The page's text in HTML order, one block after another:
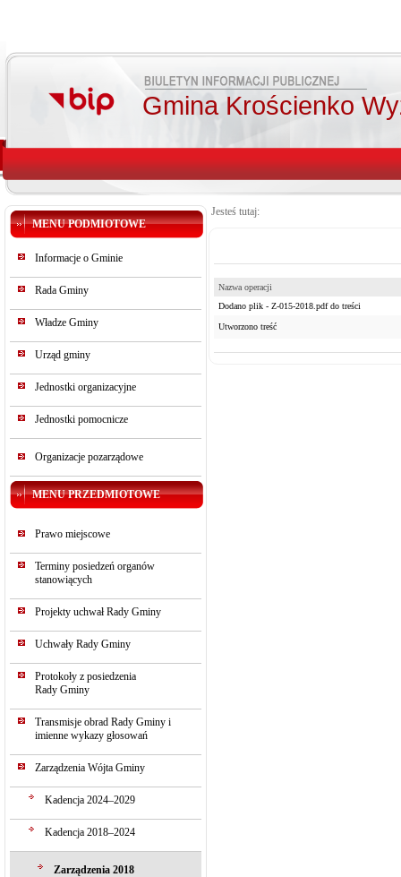
Gmina Krościenko
MENU PODMIOTOWE
Informacje o Gminie
Rada Gminy
Władze Gminy
Urząd gminy
Jednostki organizacyjne
Jednostki pomocnicze
Organizacje pozarządowe
MENU PRZEDMIOTOWE
Prawo miejscowe
Terminy posiedzeń organów
stanowiących
Projekty uchwał Rady Gminy
Uchwały Rady Gminy
Protokoły z posiedzenia
Rady Gminy
Transmisje obrad Rady Gminy i
imienne wykazy głosowań
Zarządzenia Wójta Gminy
Kadencja 2024–2029
Kadencja 2018–2024
Zarządzenia 2018
Jesteś tutaj:
Nazwa operacji
Dodano plik - Z-015-2018.pdf do treści
Utworzono treść